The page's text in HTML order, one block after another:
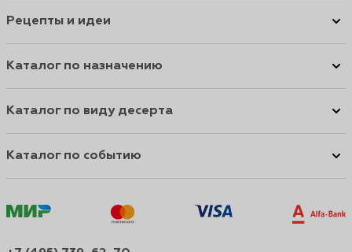
Рецепты и идеи
Каталог по назначению
Каталог по виду десерта
Каталог по событию